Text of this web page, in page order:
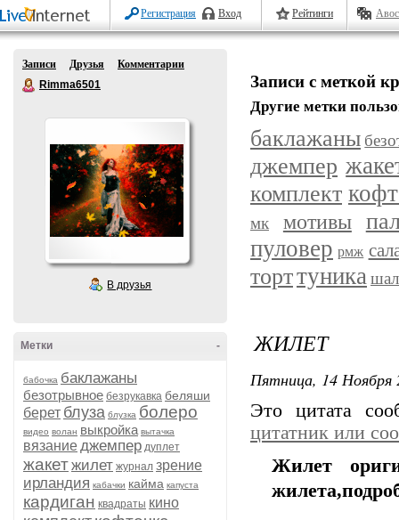
Регистрация Вход Рейтинги
Записи Друзья
Комментарии
Rimma6501
В друзья
-
Метки
бабочка баклажаны
безотрывное безрукавка беляши
берет блуза блузка болеро
видео волан выкройка вытачка
вязаниеджемпер дуплет
жакетжилет журнал зрение
ирландия кабачки кайма капуста
кардиган квадраты кино
Записи с меткой
Другие метки
баклажаны
джемпер
комплект
мк мотивы
пуловер рмж
торттуника
ЖИЛЕТ
Пятница, 14 Ноября
Это цитата
цитатник или
Жилет